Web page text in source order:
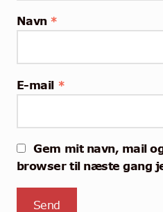
Navn *
E-mail *
Gem mit navn, mail
browser til næste gang